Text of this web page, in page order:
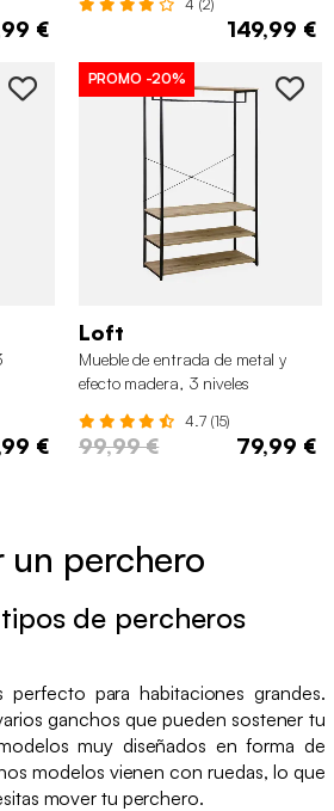
€
4 (2)
149,99 €
€
PROMO -20%
Loft
Mueble de entrada de metal y
efecto madera, 3 niveles
4.7 (15)
99,99 € 79,99 €
un perchero
de percheros
para habitaciones grandes.
ganchos que pueden sostener tu
muy diseñados en forma de
modelos vienen con ruedas, lo que
mover tu perchero.